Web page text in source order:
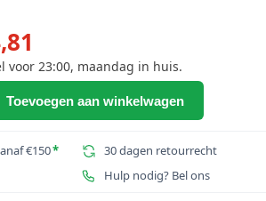
prijs
is:
€54,81.
voor 23:00, maandag in huis.
Toevoegen aan winkelwagen
€150*
30 dagen retourrecht
Hulp nodig? Bel ons